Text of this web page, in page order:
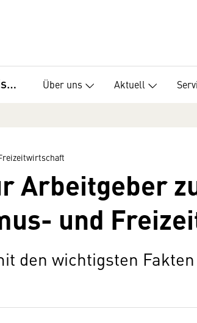
Sparte Tourismus und Freizeitwirtschaft Über uns Aktuell
Arbeitgeber
und
den wichtigsten